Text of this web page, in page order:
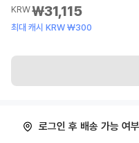
KRW₩31,115
최대 캐시 KRW ₩300
로그인 후 배송 가능 여